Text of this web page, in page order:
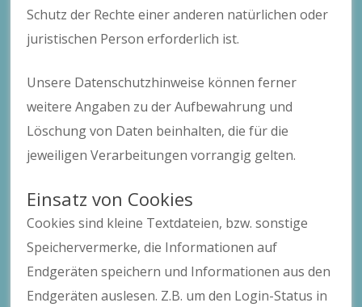
Schutz der Rechte einer anderen natürlichen oder
juristischen Person erforderlich ist.
Unsere Datenschutzhinweise können ferner
weitere Angaben zu der Aufbewahrung und
Löschung von Daten beinhalten, die für die
jeweiligen Verarbeitungen vorrangig gelten.
Einsatz von Cookies
Cookies sind kleine Textdateien, bzw. sonstige
Speichervermerke, die Informationen auf
Endgeräten speichern und Informationen aus den
Endgeräten auslesen. Z.B. um den Login-Status in